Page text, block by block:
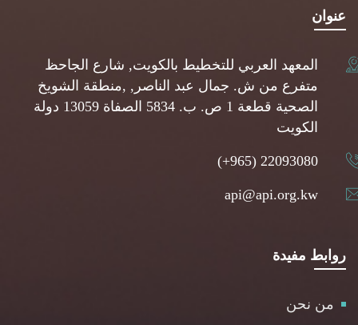
عنوان
المعهد العربي للتخطيط بالكويت, شارع الجاحظ
متفرع من ش. جمال عبد الناصر, ,منطقة الشويخ
الصحية قطعة 1 ص. ب. 5834 الصفاة 13059 دولة
الكويت
(+965) 22093080
api@api.org.kw
روابط مفيدة
من نحن